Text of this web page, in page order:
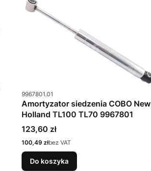
Kod produktu
9967801.01
Amortyzator siedzenia COBO New
Holland TL100 TL70 9967801
Cena
123,60 zł
Cena
100,49 złbez VAT
Do koszyka